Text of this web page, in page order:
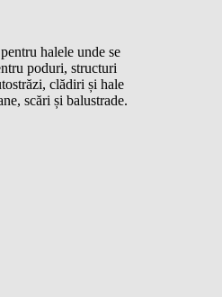
halele unde se
poduri, structuri
clădiri și hale
scări și balustrade.